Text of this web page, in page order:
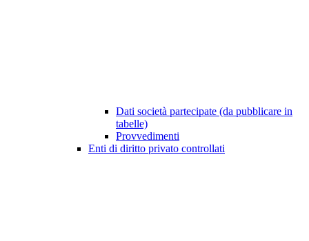
Dati società partecipate (da pubblicare in
tabelle)
Provvedimenti
Enti di diritto privato controllati